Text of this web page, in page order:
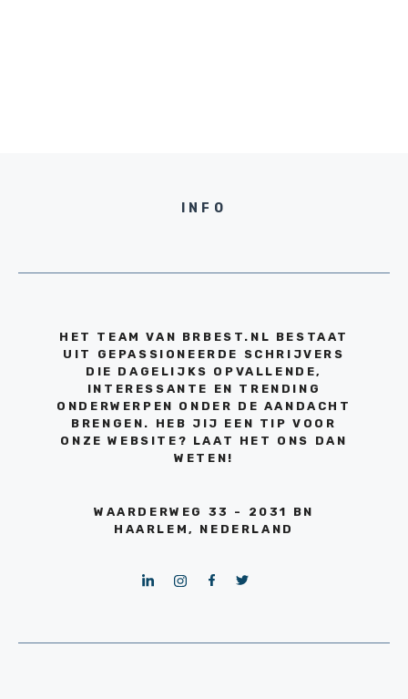
INFO
HET TEAM VAN BRBEST.NL BESTAAT
UIT GEPASSIONEERDE SCHRIJVERS
DIE DAGELIJKS OPVALLENDE,
INTERESSANTE EN TRENDING
ONDERWERPEN ONDER DE AANDACHT
BRENGEN. HEB JIJ EEN TIP VOOR
ONZE WEBSITE? LAAT HET ONS DAN
WETEN!
WAARDERWEG 33 - 2031 BN
HAARLEM, NEDERLAND